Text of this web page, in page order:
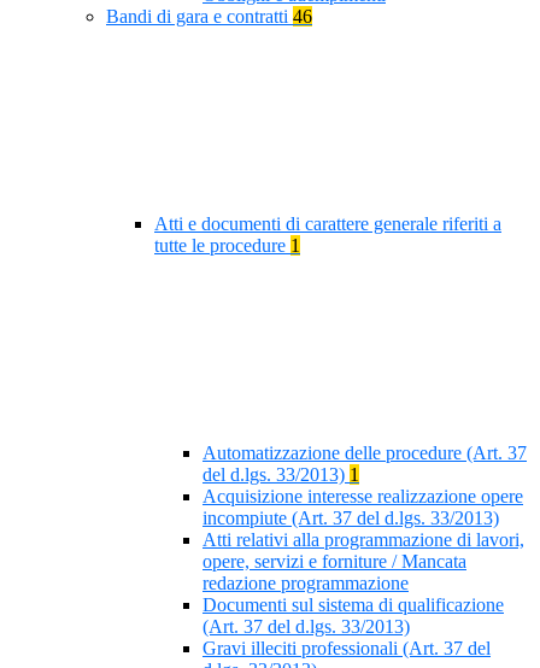
Bandi di gara e contratti 46
Atti e documenti di carattere generale riferiti a
tutte le procedure 1
Automatizzazione delle procedure (Art. 37
del d.lgs. 33/2013) 1
Acquisizione interesse realizzazione opere
incompiute (Art. 37 del d.lgs. 33/2013)
Atti relativi alla programmazione di lavori,
opere, servizi e forniture / Mancata
redazione programmazione
Documenti sul sistema di qualificazione
(Art. 37 del d.lgs. 33/2013)
Gravi illeciti professionali (Art. 37 del